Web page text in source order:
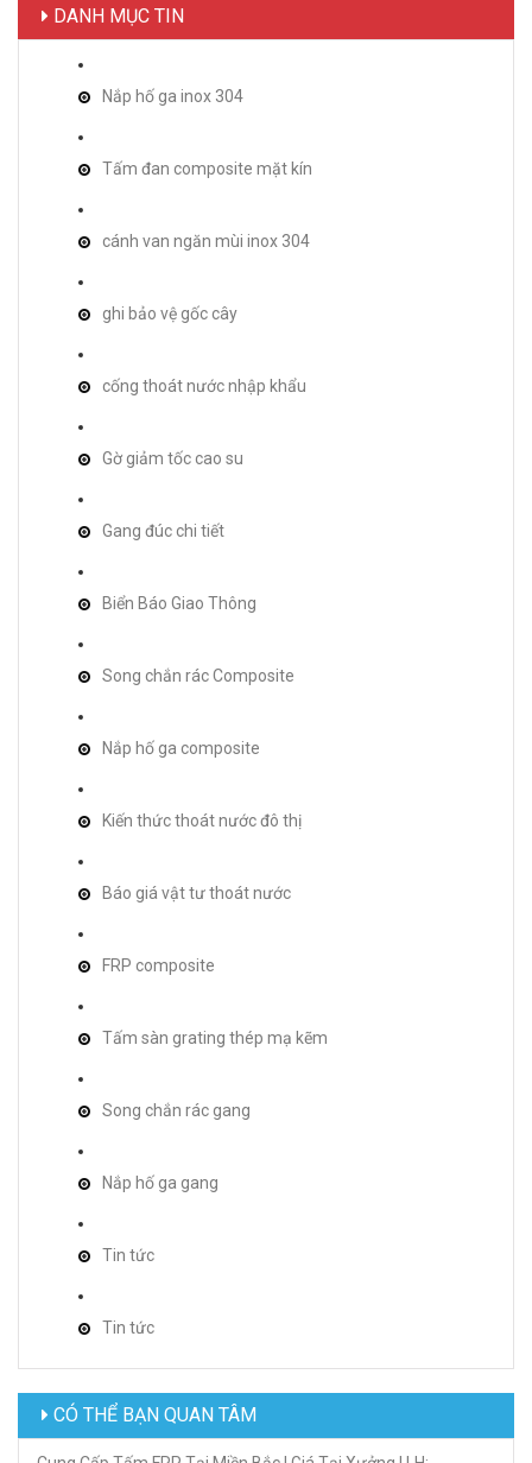
DANH MỤC TIN
Nắp hố ga inox 304
Tấm đan composite mặt kín
cánh van ngăn mùi inox 304
ghi bảo vệ gốc cây
cống thoát nước nhập khẩu
Gờ giảm tốc cao su
Gang đúc chi tiết
Biển Báo Giao Thông
Song chắn rác Composite
Nắp hố ga composite
Kiến thức thoát nước đô thị
Báo giá vật tư thoát nước
FRP composite
Tấm sàn grating thép mạ kẽm
Song chắn rác gang
Nắp hố ga gang
Tin tức
Tin tức
CÓ THỂ BẠN QUAN TÂM